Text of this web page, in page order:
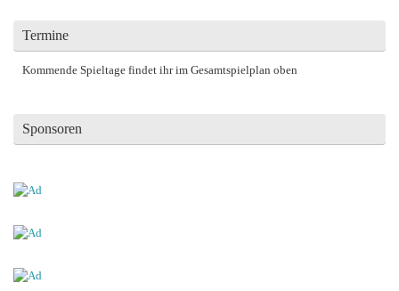
Termine
Kommende Spieltage findet ihr im Gesamtspielplan oben
Sponsoren